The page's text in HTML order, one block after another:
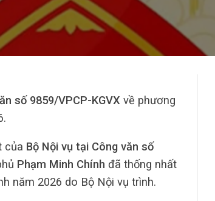
số 9859/VPCP-KGVX về phương
của Bộ Nội vụ tại Công văn số
Phạm Minh Chính đã thống nhất
năm 2026 do Bộ Nội vụ trình.